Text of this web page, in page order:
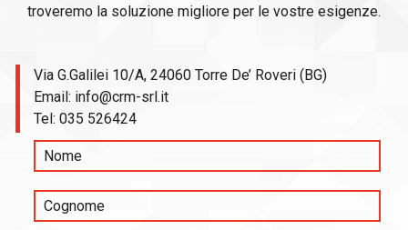
troveremo la soluzione migliore per le vostre esigenze.
Via G.Galilei 10/A, 24060 Torre De’ Roveri (BG)
Email: info@crm-srl.it
Tel:035 526424